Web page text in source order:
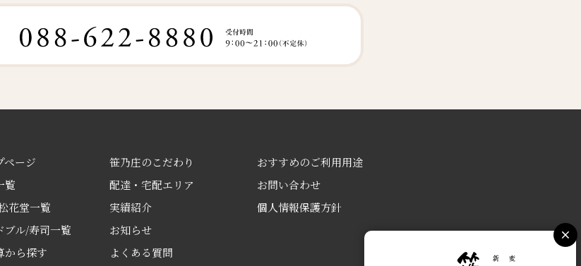
ページ
覧
花堂一覧
ブル/寿司一覧
から探す
笹乃庄のこだわり
配達・宅配エリア
実績紹介
お知らせ
よくある質問
おすすめのご利用用途
お問い合わせ
個人情報保護方針